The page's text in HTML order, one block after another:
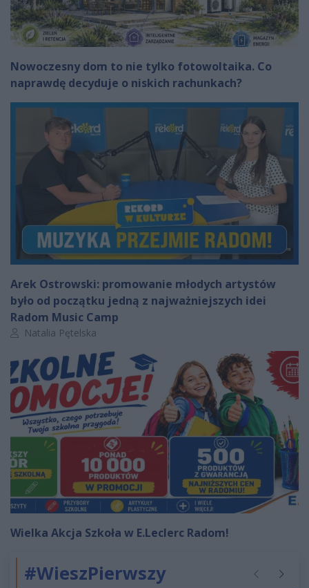
Nowoczesny dom to nie tylko fotowoltaika. Co
naprawdę decyduje o niskich rachunkach?
Arek Ostrowski: promowanie młodych artystów
było od początku jedną z najważniejszych idei
Radom Music Camp
Autor artykułu:
Natalia Pętelska
Wielka Akcja Szkoła w E.Leclerc Radom!
#WieszPierwszy Poprzednie